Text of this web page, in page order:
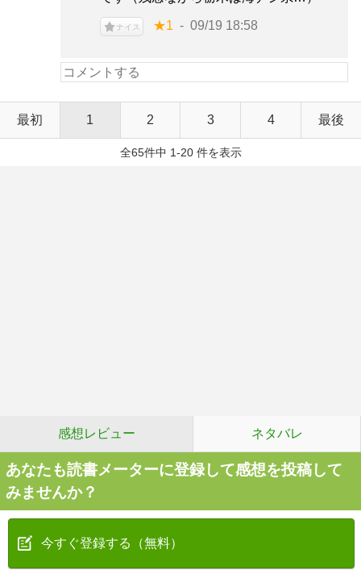
ナイス ★1 09/19 18:58
最初 1 2 3 4 最後
全65件中 1-20 件を表示
感想レビュー ネタバレ
あなたも読書メーターに登録して感想を投稿して
みませんか？
今すぐ登録する（無料）